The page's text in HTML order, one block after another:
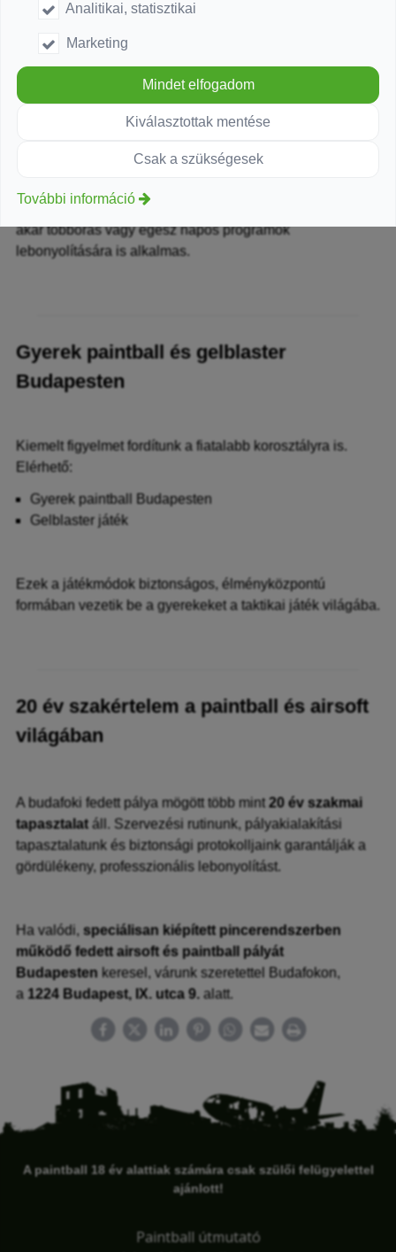
A budafoki fedett airsoft és paintball pálya tökéletes
Céges csapatépítés Budapesten
Baráti társaságok programjai
Szervezett események
különmosdók, valamint felkészült személyzet tartozik, így
akár többórás vagy egész napos programok
lebonyolítására is alkalmas.
Gyerek paintball és gelblaster
Budapesten
Kiemelt figyelmet fordítunk a fiatalabb korosztályra is.
Elérhető:
Gyerek paintball Budapesten
Gelblaster játék
Ezek a játékmódok biztonságos, élményközpontú
formában vezetik be a gyerekeket a taktikai játék világába.
20 év szakértelem a paintball és airsoft
világában
A budafoki fedett pálya mögött több mint 20 év szakmai
tapasztalat áll. Szervezési rutinunk, pályakialakítási
tapasztalatunk és biztonsági protokolljaink garantálják a
gördülékeny, professzionális lebonyolítást.
Ha valódi, speciálisan kiépített pincerendszerben
működő fedett airsoft és paintball pályát
Budapesten keresel, várunk szeretettel Budafokon,
a 1224 Budapest, IX. utca 9. alatt.
A paintball 18 év alattiak számára csak szülői felügyelettel
ajánlott!
Paintball útmutató
Analitikai, statisztikai
Marketing
Mindet elfogadom
Kiválasztottak mentése
Csak a szükségesek
További információ